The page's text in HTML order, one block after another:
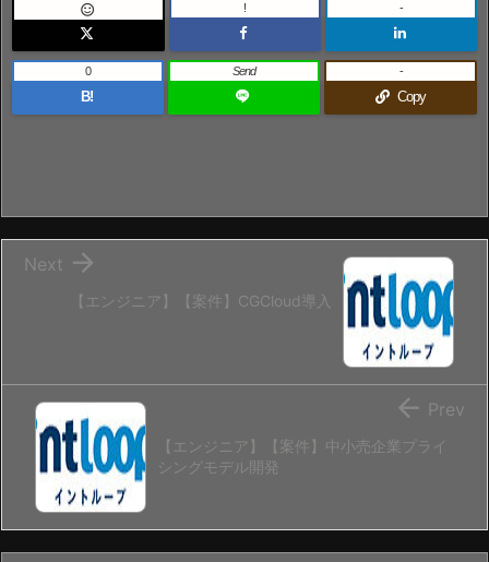
 ! -
B!
0 Send
Copy
-
【エンジニア】【案件】CGCloud導入

Next
【エンジニア】【案件】中小売企業プライ
シングモデル開発
 Prev